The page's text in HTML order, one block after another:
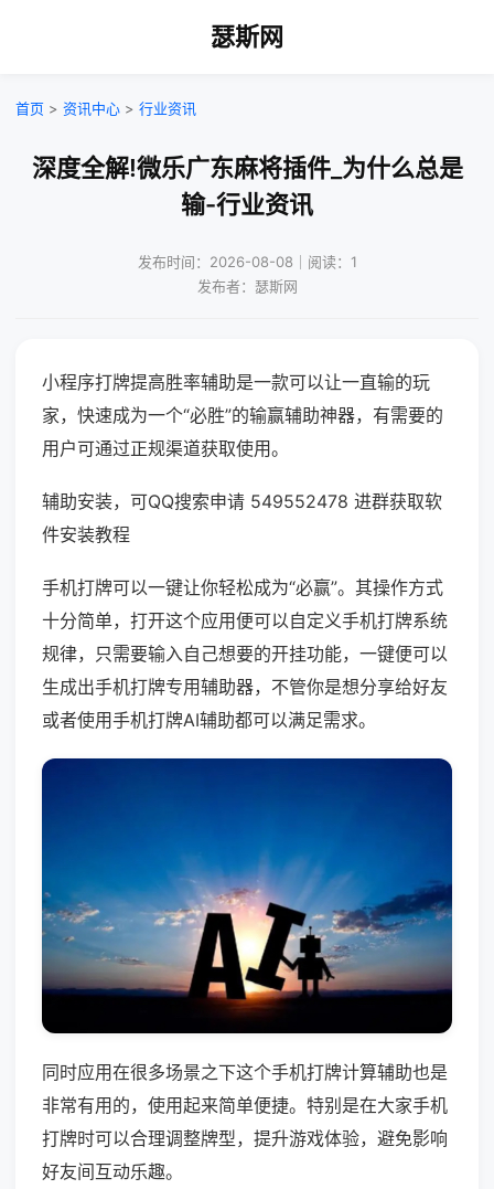
瑟斯网
首页 > 资讯中心 > 行业资讯
深度全解!微乐广东麻将插件_为什么总是
输-行业资讯
发布时间：2026-08-08｜阅读：1
发布者：瑟斯网
小程序打牌提高胜率辅助是一款可以让一直输的玩
家，快速成为一个“必胜”的输赢辅助神器，有需要的
用户可通过正规渠道获取使用。
辅助安装，可QQ搜索申请 549552478 进群获取软
件安装教程
手机打牌可以一键让你轻松成为“必赢”。其操作方式
十分简单，打开这个应用便可以自定义手机打牌系统
规律，只需要输入自己想要的开挂功能，一键便可以
生成出手机打牌专用辅助器，不管你是想分享给好友
或者使用手机打牌AI辅助都可以满足需求。
同时应用在很多场景之下这个手机打牌计算辅助也是
非常有用的，使用起来简单便捷。特别是在大家手机
打牌时可以合理调整牌型，提升游戏体验，避免影响
好友间互动乐趣。